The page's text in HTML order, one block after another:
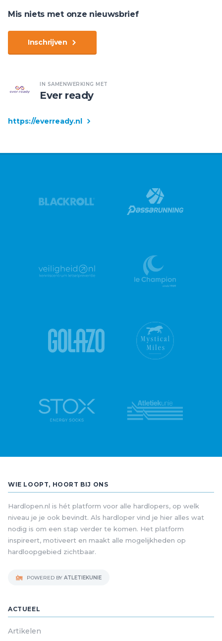
Mis niets met onze nieuwsbrief
Inschrijven
IN SAMENWERKING MET
Ever ready
https://everready.nl
WIE LOOPT, HOORT BIJ ONS
Hardlopen.nl is hét platform voor alle hardlopers, op welk
niveau je je ook bevindt. Als hardloper vind je hier alles wat
nodig is om een stap verder te komen. Het platform
inspireert, motiveert en maakt alle mogelijkheden op
hardloopgebied zichtbaar.
POWERED BY ATLETIEKUNIE
ACTUEEL
Artikelen